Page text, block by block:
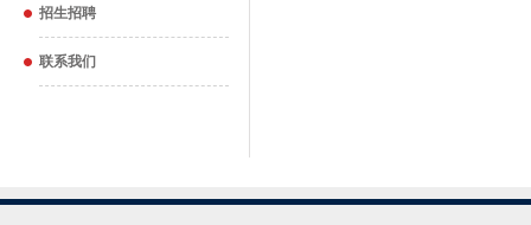
招生招聘
联系我们